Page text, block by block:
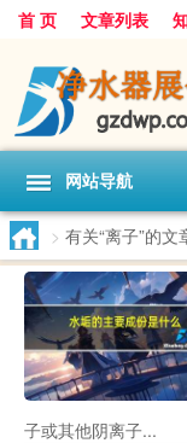
首 页 文章列表
网站导航
> 有关“离子”的文
子或其他阴离子...